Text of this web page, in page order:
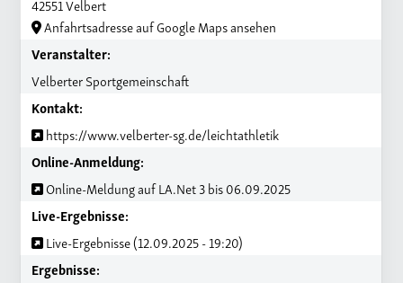
Anfahrtsadresse auf Google Maps ansehen
Veranstalter:
Velberter Sportgemeinschaft
Kontakt:
https://www.velberter-sg.de/leichtathletik
Online-Anmeldung:
Online-Meldung auf LA.Net 3 bis 06.09.2025
Live-Ergebnisse:
Live-Ergebnisse (12.09.2025 - 19:20)
Ergebnisse: